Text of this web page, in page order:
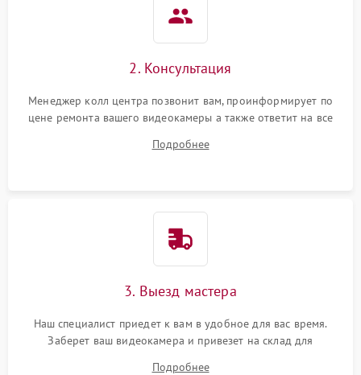
2. Консультация
Менеджер колл центра позвонит вам, проинформирует по
цене ремонта вашего видеокамеры а также ответит на все
Подробнее
3. Выезд мастера
Наш специалист приедет к вам в удобное для вас время.
Заберет ваш видеокамера и привезет на склад для
Подробнее